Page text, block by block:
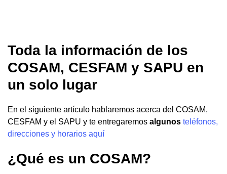
Toda la información de los
COSAM, CESFAM y SAPU en
un solo lugar
En el siguiente artículo hablaremos acerca del COSAM,
CESFAM y el SAPU y te entregaremos algunos teléfonos,
direcciones y horarios aquí
¿Qué es un COSAM?